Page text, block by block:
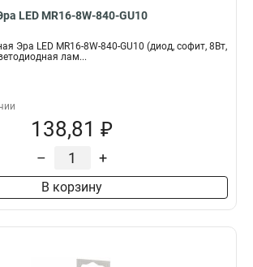
LED MR16-8W-840-GU10
Эра LED MR16-8W-840-GU10 (диод, софит, 8Вт,
лам...
138,81 ₽
– +
В корзину